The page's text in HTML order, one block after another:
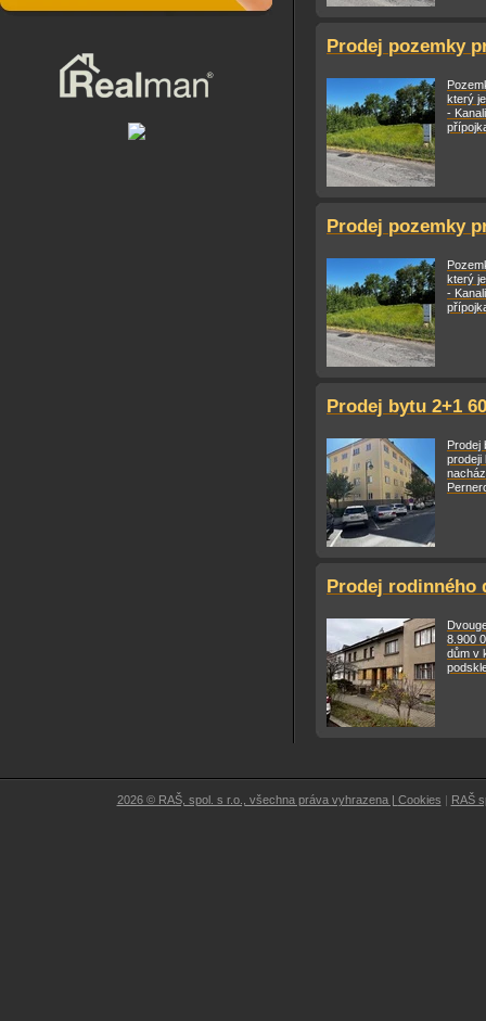
Prodej pozemky
který
-
Prodej pozemky
který
-
Prodej bytu 2+1
Prodej
prodeji
Prodej rodinného
8.900
dům v
2026 © RAŠ, spol. s r.o., všechna práva vyhrazena | Cookies | RAŠ